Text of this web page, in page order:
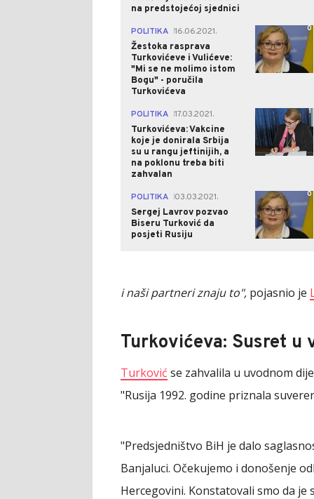
na predstojećoj sjednici
POLITIKA 16.06.2021.
Žestoka rasprava
Turkovićeve i Vulićeve:
"Mi se ne molimo istom
Bogu" - poručila
Turkovićeva
0
POLITIKA 17.03.2021.
Turkovićeva: Vakcine
koje je donirala Srbija
su u rangu jeftinijih, a
na poklonu treba biti
zahvalan
1
POLITIKA
03.03.2021.
Sergej Lavrov pozvao
Biseru Turković da
posjeti Rusiju
0
i naši partneri znaju to", pojasnio je
Turkovićeva: Susret u
Turković se zahvalila u uvodnom
"Rusija 1992. godine priznala
"Predsjedništvo BiH je dalo
Banjaluci. Očekujemo i donošenje
Hercegovini. Konstatovali smo da je